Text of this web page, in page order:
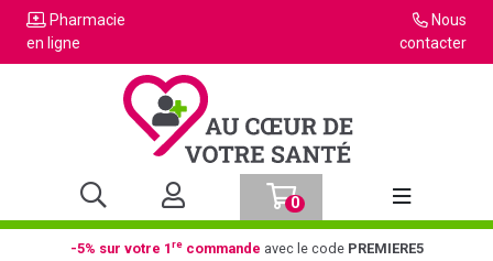
Pharmacie
en ligne
Nous
contacter
0
Afficher la
-5% sur votre 1recommande avec le code PREMIERE5